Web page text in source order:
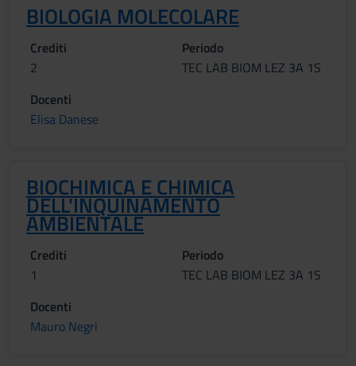
BIOLOGIA MOLECOLARE
Crediti
2
Periodo
TEC LAB BIOM LEZ 3A 1S
Docenti
Elisa Danese
BIOCHIMICA E CHIMICA
DELL'INQUINAMENTO
AMBIENTALE
Crediti
1
Periodo
TEC LAB BIOM LEZ 3A 1S
Docenti
Mauro Negri